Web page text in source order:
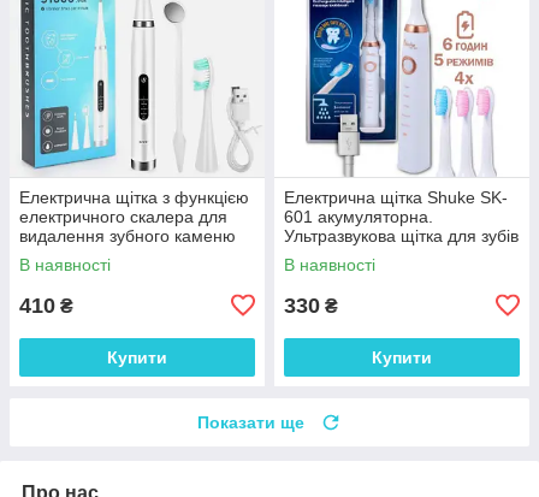
Електрична щітка з функцією
електричного скалера для
видалення зубного каменю
та відбілювання White
В наявності
410 ₴
Купити
Електрична щітка Shuke SK-
601 акумуляторна.
Ультразвукова щітка для зубів
+ 3 насадки White
В наявності
330 ₴
Купити
Показати ще
Про нас